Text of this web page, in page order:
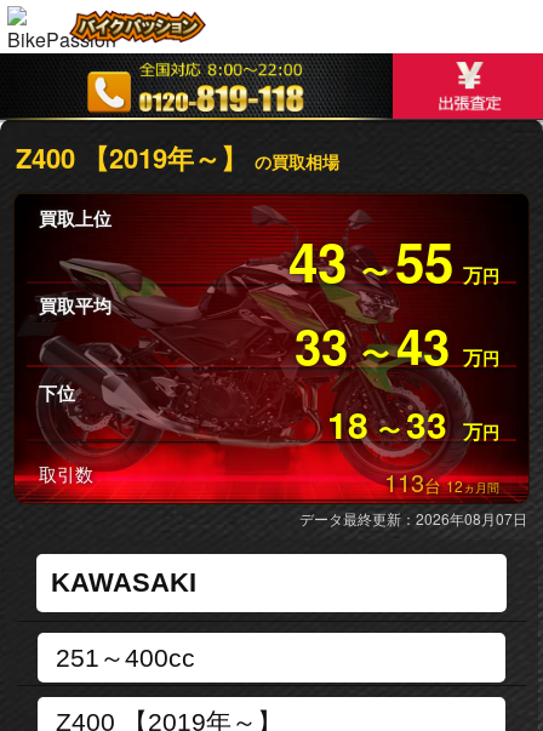
Z400 【2019年～】 の買取相場
買取上位
43 〜55 万円
買取平均
33 〜43 万円
下位
18 〜33 万円
取引数 113台12ヵ月間
データ最終更新：2026年08月07日